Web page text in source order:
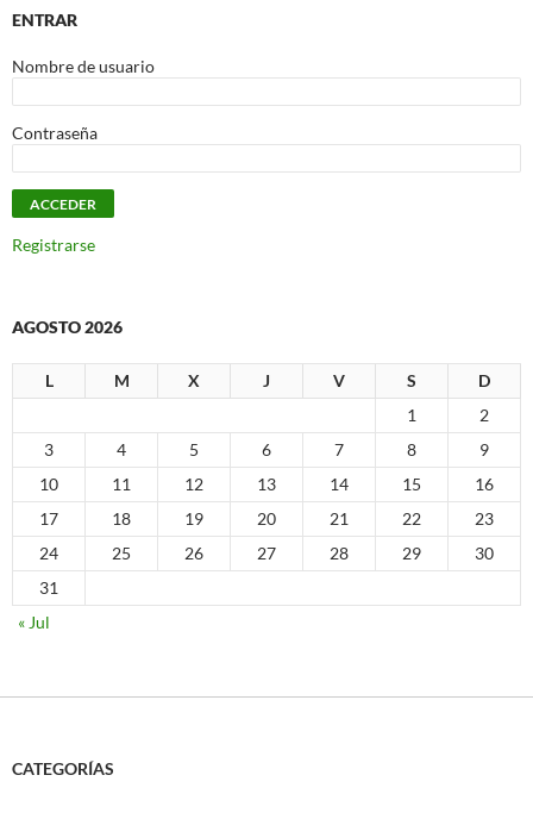
ENTRAR
Nombre de usuario
Contraseña
Registrarse
AGOSTO 2026
L M X J V S
D
1
2
3
4 5 6 7 8
9
10
11 12 13 14 15
16
17
18 19 20 21 22
23
24
25 26 27 28 29
30
31
« Jul
CATEGORÍAS